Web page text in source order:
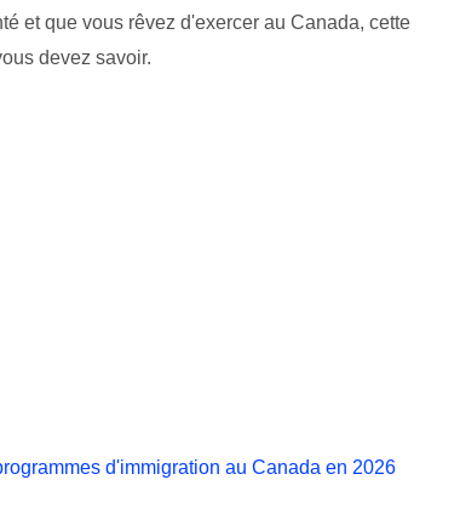
et que vous rêvez d'exercer au Canada, cette
devez savoir.
d'immigration au Canada en 2026